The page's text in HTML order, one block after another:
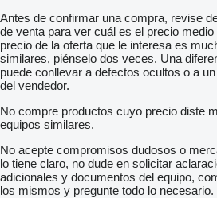
Antes de confirmar una compra, revise
de venta para ver cuál es el precio
precio de la oferta que le interesa es
similares, piénselo dos veces. Una
puede conllevar a defectos ocultos o a
del vendedor.
No compre productos cuyo precio diste
equipos similares.
No acepte compromisos dudosos o
lo tiene claro, no dude en solicitar
adicionales y documentos del equipo,
los mismos y pregunte todo lo necesario.